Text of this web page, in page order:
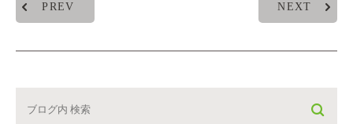
PREV NEXT